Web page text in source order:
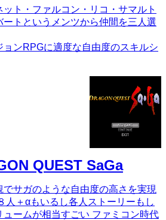
ト・ファルコン・リコ・サマルト
ートというメンツから仲間を三人選
ョンRPGに適度な自由度のスキルシ
QUEST SaGa
でサガのような自由度の高さを実現
人＋αもいるし各人ストーリーもし
ュームが相当すごい ファミコン時代